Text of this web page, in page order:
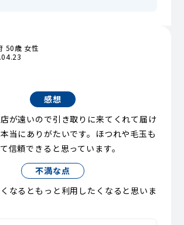
50歳 女性
感想
が遠いので引き取りに来てくれて届け
当にありがたいです。ほつれや毛玉も
信頼できると思っています。
不満な点
なるともっと利用したくなると思いま